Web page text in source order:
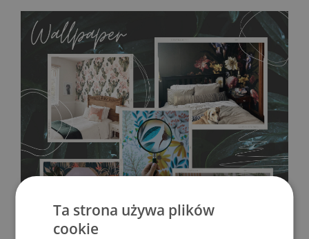
pokrytych farbą akrylową i lateksową.Łatwo ją zdjąć i
przykleić w dowolne miejsce, a sama instalacja nie zajmuje
więcej niż 30-60 minut. Fototapetą na materiale MagicStick
możesz udekorować każde wnętrze!
Ta strona używa plików
cookie